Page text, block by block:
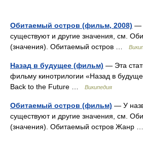
Обитаемый остров (фильм, 2008) —
существуют и другие значения, см.
(значения). Обитаемый остров …
Назад в будущее (фильм) — Эта
фильму кинотрилогии «Назад в
Back to the Future …
Википедия
Обитаемый остров (фильм) — У
существуют и другие значения, см.
(значения). Обитаемый остров Жанр